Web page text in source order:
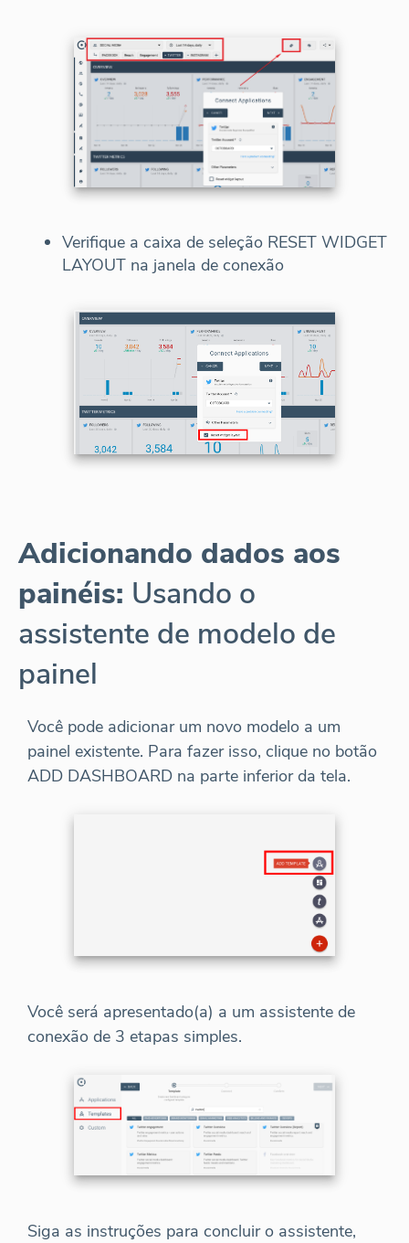
Verifique a caixa de seleção RESET WIDGET
LAYOUT na janela de conexão
Adicionando dados aos
painéis: Usando o
assistente de modelo de
painel
Você pode adicionar um novo modelo a um
painel existente. Para fazer isso, clique no botão
ADD DASHBOARD na parte inferior da tela.
Você será apresentado(a) a um assistente de
conexão de 3 etapas simples.
Siga as instruções para concluir o assistente,